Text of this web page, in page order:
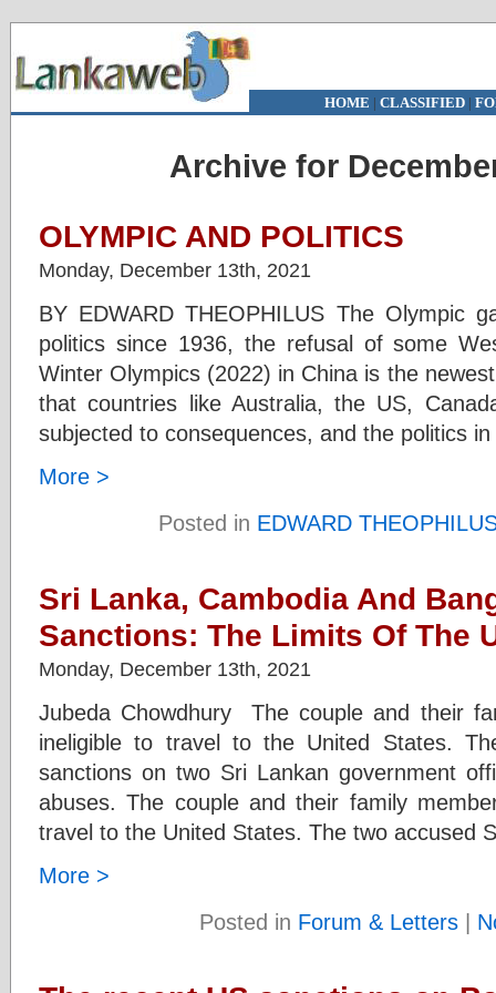
HOME | CLASSIFIED|
Archive for
OLYMPIC AND POLITICS
Monday, December 13th, 2021
BY EDWARD THEOPHILUS The Olympic
politics since 1936, the refusal of some
Winter Olympics (2022) in China is the
that countries like Australia, the US,
subjected to consequences, and the politics
More >
Posted in EDWARD
Sri Lanka, Cambodia And
Sanctions: The Limits Of The
Monday, December 13th, 2021
Jubeda Chowdhury The couple and their
ineligible to travel to the United States.
sanctions on two Sri Lankan government
abuses. The couple and their family
travel to the United States. The two accused
More >
Posted in Forum & Letters|